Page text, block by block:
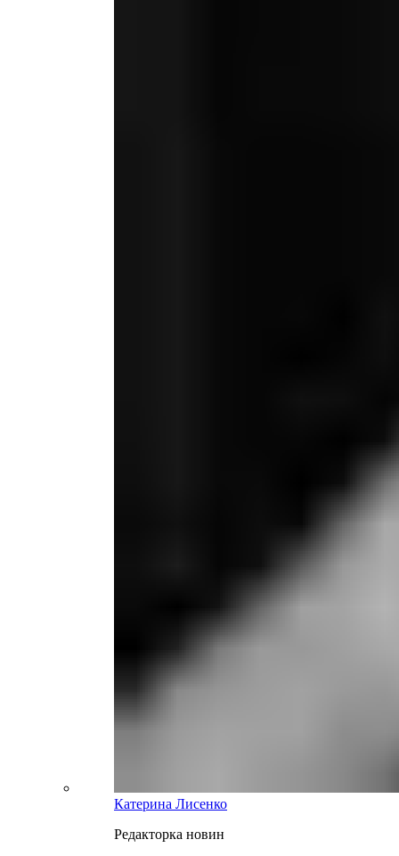
Катерина Лисенко
Редакторка новин